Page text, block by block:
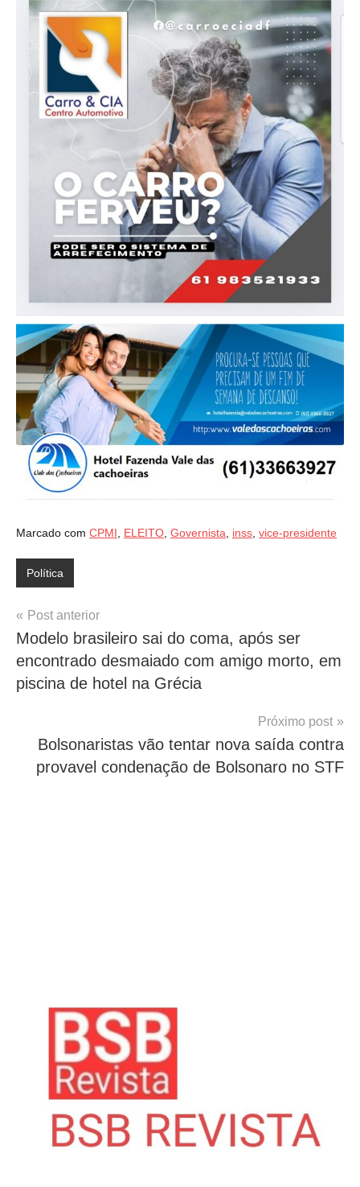
Marcado com CPMI ELEITO Governista inss vice-presidente
Política
Navegação
de
Post
Post anterior
Modelo brasileiro sai do coma, após ser
encontrado desmaiado com amigo morto, em
piscina de hotel na Grécia
Próximo post
Bolsonaristas vão tentar nova saída contra
provavel condenação de Bolsonaro no STF